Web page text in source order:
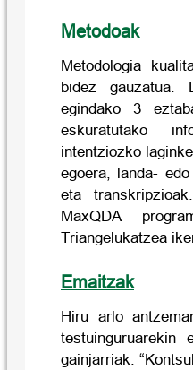
Metodoak
Metodologia
bidez gauzatua.
egindako 3
eskuratutako
intentziozko
egoera, landa-
eta
MaxQDA
Triangelukatzea
Emaitzak
Hiru arlo
testuinguruarekin
gainjarriak.